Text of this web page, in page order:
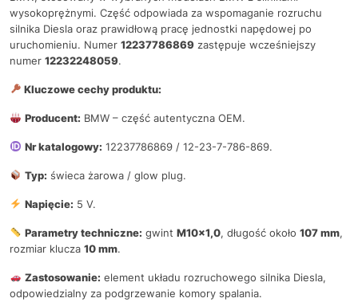
wysokoprężnymi. Część odpowiada za wspomaganie rozruchu
silnika Diesla oraz prawidłową pracę jednostki napędowej po
uruchomieniu. Numer 12237786869 zastępuje wcześniejszy
numer 12232248059.
Kluczowe cechy produktu:
Producent: BMW – część autentyczna OEM.
Nr katalogowy: 12237786869 / 12-23-7-786-869.
Typ: świeca żarowa / glow plug.
Napięcie: 5 V.
Parametry techniczne: gwint M10x1,0, długość około 107 mm,
rozmiar klucza 10 mm.
Zastosowanie: element układu rozruchowego silnika Diesla,
odpowiedzialny za podgrzewanie komory spalania.